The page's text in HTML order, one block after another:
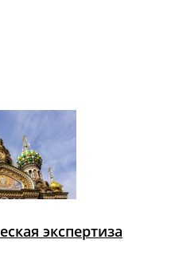
экспертиза